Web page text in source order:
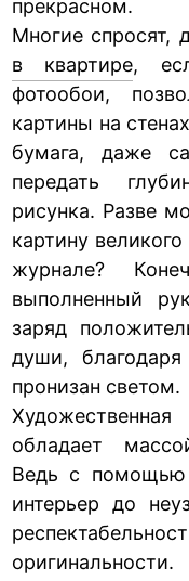
прекрасном.
Многие спросят,
в квартире,
фотообои,
картины на
бумага, даже
передать
рисунка. Разве
картину
журнале?
выполненный
заряд
души,
пронизан светом.
обладает
Ведь с помощью
интерьер до